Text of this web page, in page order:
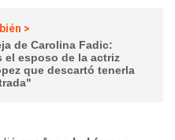
>
de Carolina Fadic:
el esposo de la actriz
que descartó tenerla